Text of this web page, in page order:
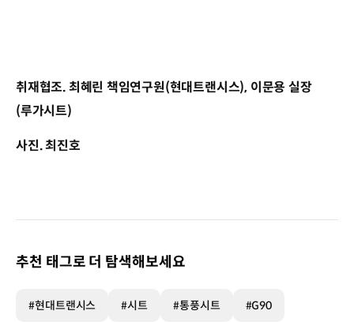
취재협조. 최혜린 책임연구원(현대트랜시스), 이문용 실장
(루가시트)
사진. 최진호
추천 태그로 더 탐색해보세요
#현대트랜시스 #시트 #통풍시트 #G90